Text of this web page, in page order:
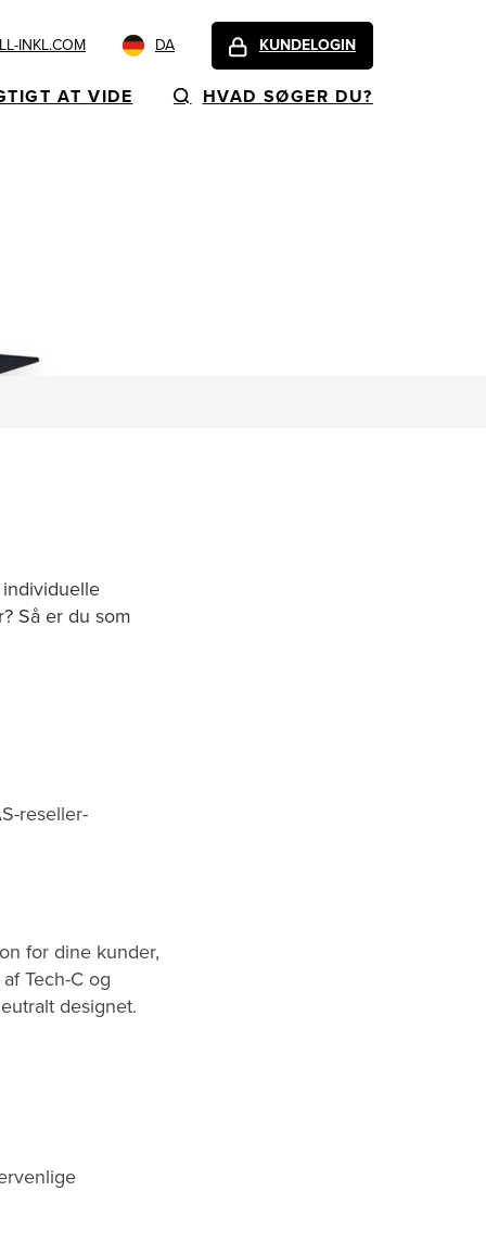
INKL.COM DA KUNDELOGIN
AT VIDE HVAD SØGER DU?
Så er du som
reseller-
for dine kunder,
Tech-C og
designet.